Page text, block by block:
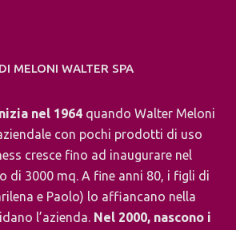
MELONI WALTER SPA
nel 1964 quando Walter Meloni
con pochi prodotti di uso
cresce fino ad inaugurare nel
di 3000 mq. A fine anni 80, i figli di
e Paolo) lo affiancano nella
l’azienda. Nel 2000, nascono i